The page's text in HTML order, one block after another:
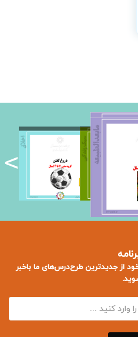
<
از جدید‌ترین طرح‌درس‌های ما باخبر